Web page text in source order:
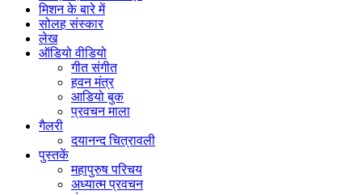
मिशन के बारे में
सोलह संस्कार
लेख
ऑडियो वीडियो
गीत संगीत
हवन मंत्र
आडियो बुक
प्रवचन माला
गैलरी
दयानन्द चित्रावली
पुस्तकें
महापुरुष परिचय
अध्यात्म प्रवचन